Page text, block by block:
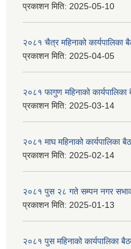
प्रकाशन मिति: 2025-05-10
२०८१ चैत्र महिनाको कार्यपालिका
प्रकाशन मिति: 2025-04-05
२०८१ फागुण महिनाको कार्यपालिका
प्रकाशन मिति: 2025-03-14
२०८१ माघ महिनाको कार्यपालिका
प्रकाशन मिति: 2025-02-14
२०८१ पुस २८ गते सम्प‍न नगर
प्रकाशन मिति: 2025-01-13
२०८१ पुस महिनाको कार्यपालिका